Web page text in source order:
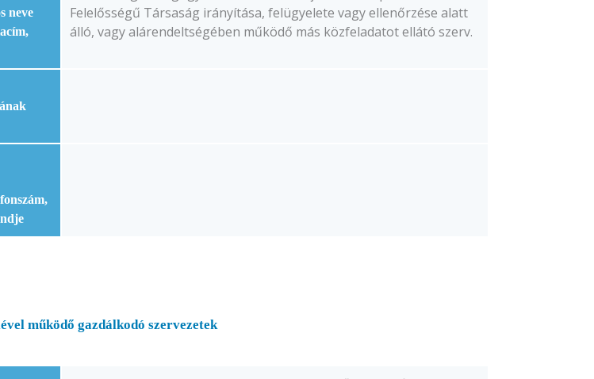
neve
Felelősségű Társaság irányítása, felügyelete vagy ellenőrzése alatt
álló, vagy alárendeltségében működő más közfeladatot ellátó szerv.
működő gazdálkodó szervezetek